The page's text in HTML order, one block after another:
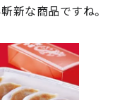
新な商品ですね。